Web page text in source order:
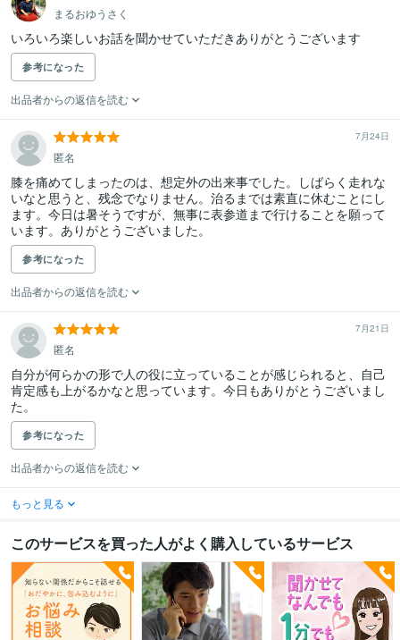
まるおゆうさく
いろいろ楽しいお話を聞かせていただきありがとうございます
参考になった
出品者からの返信を読む
7月24日
匿名
膝を痛めてしまったのは、想定外の出来事でした。しばらく走れな
いなと思うと、残念でなりません。治るまでは素直に休むことにし
ます。今日は暑そうですが、無事に表参道まで行けることを願って
います。ありがとうございました。
参考になった
出品者からの返信を読む
7月21日
匿名
自分が何らかの形で人の役に立っていることが感じられると、自己
肯定感も上がるかなと思っています。今日もありがとうございまし
た。
参考になった
出品者からの返信を読む
もっと見る
このサービスを買った人がよく購入しているサービス